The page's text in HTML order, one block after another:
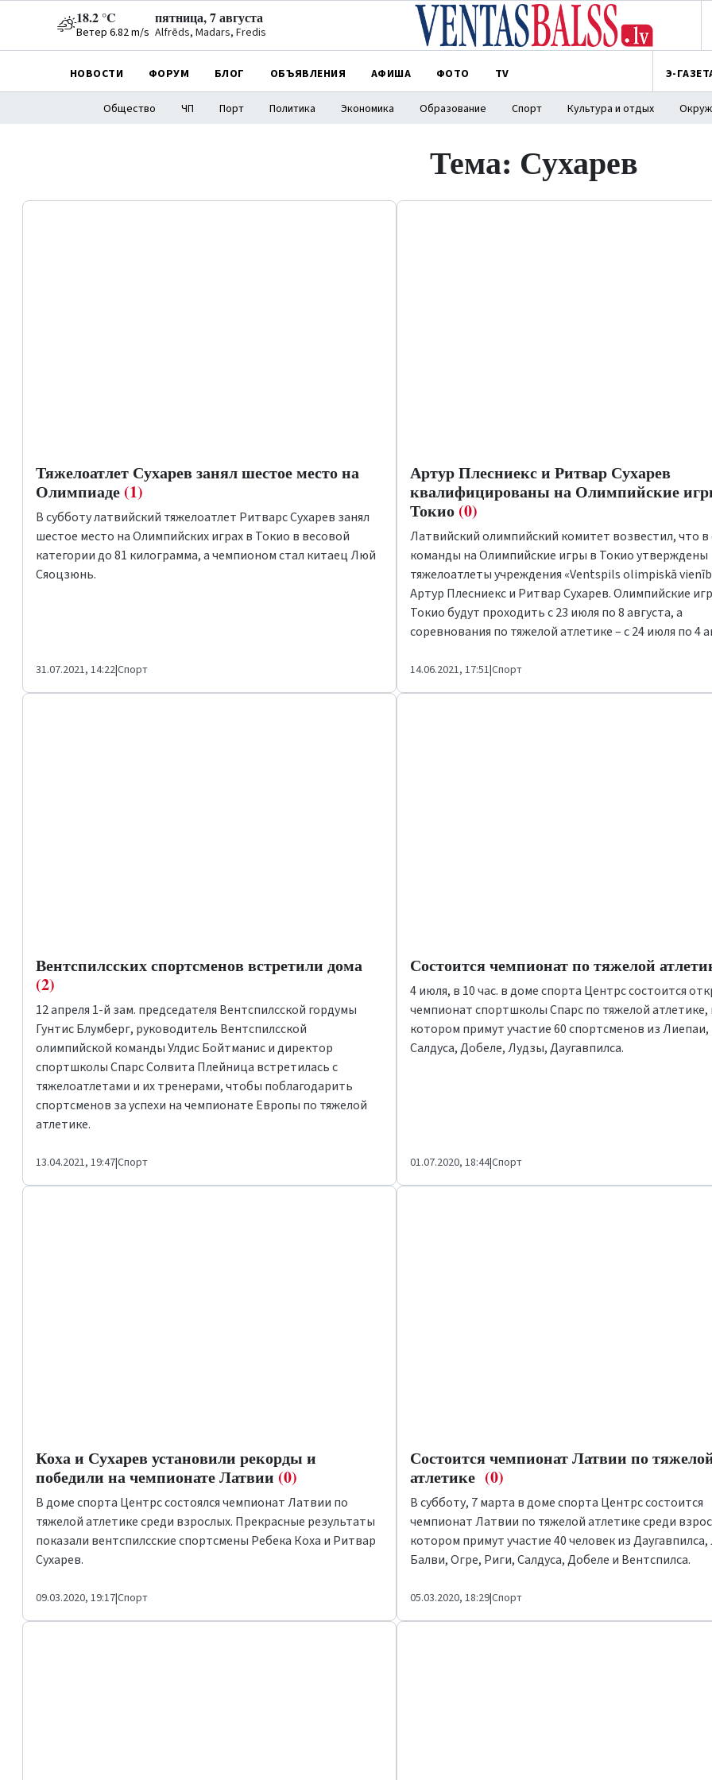
18.2 °C
Ветер 6.82 m/s
пятница, 7 августа
Alfrēds, Madars, Fredis
НОВОСТИ ФОРУМ БЛОГ ОБЪЯВЛЕНИЯ АФИША ФОТО TV Э-
Общество ЧП Порт Политика Экономика Образование Спорт Культура и отдых
Тема: Сухарев
Тяжелоатлет Сухарев занял шестое место на
Олимпиаде (1)
В субботу латвийский тяжелоатлет Ритварс Сухарев занял
шестое место на Олимпийских играх в Токио в весовой
категории до 81 килограмма, а чемпионом стал китаец Люй
Сяоцзюнь.
31.07.2021, 14:22|Спорт
Артур Плесниекс и Ритвар Сухарев
квалифицированы на Олимпийские
Токио (0)
Латвийский олимпийский комитет возвестил, что в
команды на Олимпийские игры в Токио утверждены
тяжелоатлеты учреждения «Ventspils olimpiskā
Артур Плесниекс и Ритвар Сухарев. Олимпийские
Токио будут проходить с 23 июля по 8 августа, а
соревнования по тяжелой атлетике – с 24 июля по 4
14.06.2021, 17:51|Спорт
Вентспилсских спортсменов встретили дома
(2)
12 апреля 1-й зам. председателя Вентспилсской гордумы
Гунтис Блумберг, руководитель Вентспилсской
олимпийской команды Улдис Бойтманис и директор
спортшколыСпарсСолвита Плейница встретилась с
тяжелоатлетами и их тренерами, чтобы поблагодарить
спортсменов за успехи на чемпионате Европы по тяжелой
атлетике.
13.04.2021, 19:47|Спорт
Состоится чемпионат по тяжелой
4 июля, в 10 час. в доме спорта Центрс состоится
чемпионат спортшколы Спарс по тяжелой атлетике,
котором примут участие 60 спортсменов из Лиепаи,
Салдуса, Добеле, Лудзы, Даугавпилса.
01.07.2020, 18:44|Спорт
Коха и Сухарев установили рекорды и
победили на чемпионате Латвии (0)
В доме спорта Центрссостоялся чемпионат Латвии по
тяжелой атлетике среди взрослых. Прекрасные результаты
показали вентспилсские спортсмены Ребека Коха и Ритвар
Сухарев.
09.03.2020, 19:17|Спорт
Состоится чемпионат Латвии по
атлетике (0)
В субботу, 7 марта в доме спорта Центрссостоится
чемпионат Латвии по тяжелой атлетике среди
котором примут участие 40 человек из
Балви, Огре, Риги, Салдуса, Добеле и Вентспилса.
05.03.2020, 18:29|Спорт